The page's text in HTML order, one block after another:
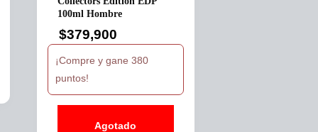
100ml Hombre
$379,900
¡Compre y gane 380
puntos!
Agotado